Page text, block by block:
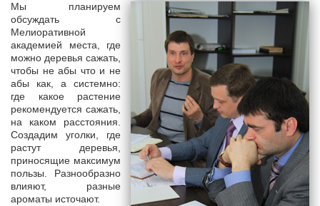
Мы планируем
обсуждать с
Мелиоративной
академией места, где
можно деревья сажать,
чтобы не абы что и не
абы как, а системно:
где какое растение
рекомендуется сажать,
на каком расстояния.
Создадим уголки, где
растут деревья,
приносящие максимум
пользы. Разнообразно
влияют, разные
ароматы источают.